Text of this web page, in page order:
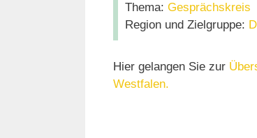
Thema: Gesprächskreis
Region und Zielgruppe:
Hier gelangen Sie zur
Westfalen.